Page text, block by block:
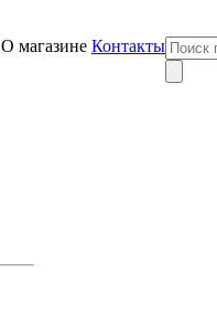
О магазине Контакты